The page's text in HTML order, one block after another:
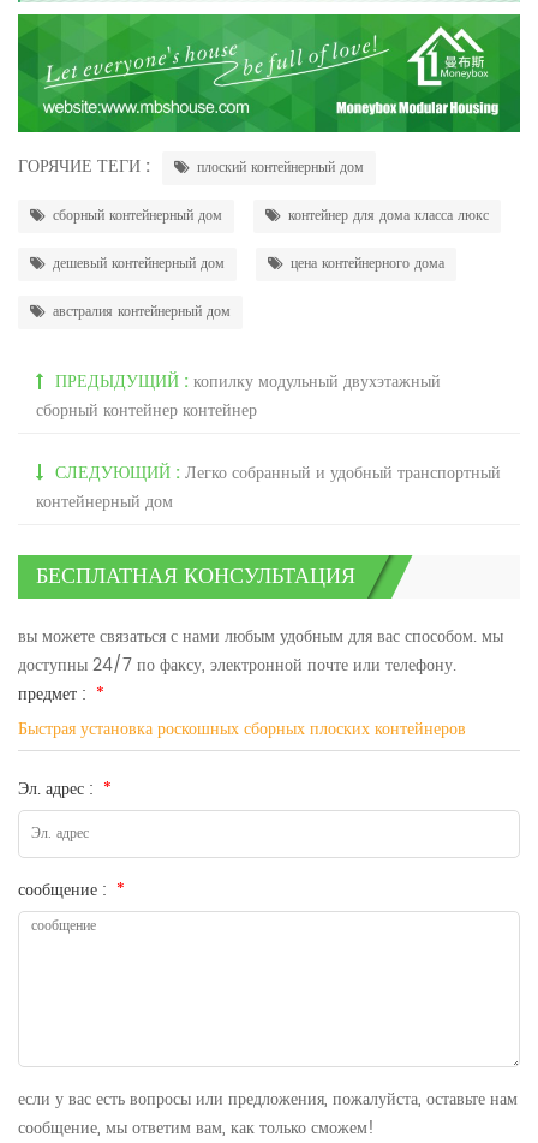
ГОРЯЧИЕ ТЕГИ : плоский контейнерный дом
сборный контейнерный дом контейнер для дома класса люкс
дешевый контейнерный дом цена контейнерного дома
австралия контейнерный дом
ПРЕДЫДУЩИЙ :копилку модульный двухэтажный
сборный контейнер контейнер
СЛЕДУЮЩИЙ :Легко собранный и удобный транспортный
контейнерный дом
БЕСПЛАТНАЯ КОНСУЛЬТАЦИЯ
вы можете связаться с нами любым удобным для вас способом. мы
доступны 24/7 по факсу, электронной почте или телефону.
предмет : *
Быстрая установка роскошных сборных плоских контейнеров
Эл. адрес : *
сообщение : *
если у вас есть вопросы или предложения, пожалуйста, оставьте нам
сообщение, мы ответим вам, как только сможем!